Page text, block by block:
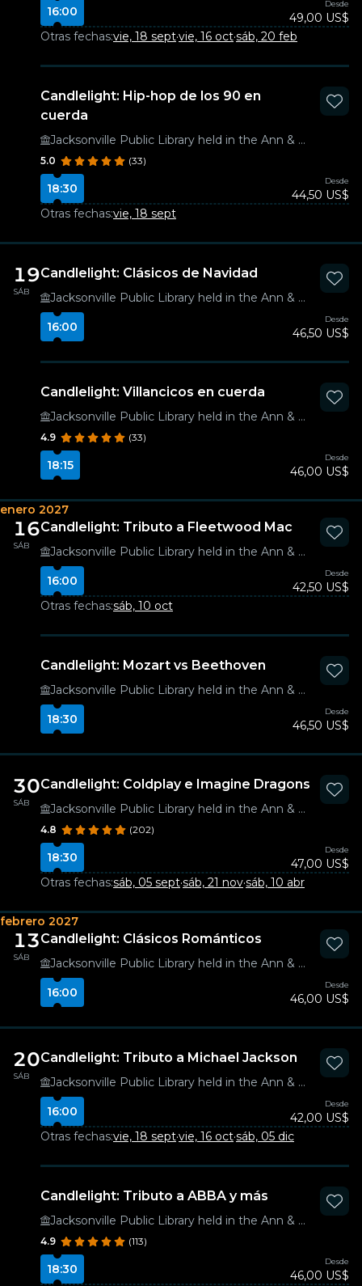
16:00
Desde
49,00 US$
Otras fechas:vie, 18 sept·vie, 16 oct·sáb, 20 feb
Candlelight: Hip-hop de los 90 en
cuerda
Jacksonville Public Library held in the Ann & David Hicks Auditorium
5.0 (33)
18:30
Desde
44,50 US$
Otras fechas:vie, 18 sept
19
SÁB
Candlelight: Clásicos de Navidad
Jacksonville Public Library held in the Ann & David Hicks Auditorium
16:00
Desde
46,50 US$
Candlelight: Villancicos en cuerda
Jacksonville Public Library held in the Ann & David Hicks Auditorium
4.9 (33)
18:15
Desde
46,00 US$
enero 2027
16
SÁB
Candlelight: Tributo a Fleetwood Mac
Jacksonville Public Library held in the Ann & David Hicks Auditorium
16:00
Desde
42,50 US$
Otras fechas:sáb, 10 oct
Candlelight: Mozart vs Beethoven
Jacksonville Public Library held in the Ann & David Hicks Auditorium
18:30
Desde
46,50 US$
30
SÁB
Candlelight: Coldplay e Imagine Dragons
Jacksonville Public Library held in the Ann & David Hicks Auditorium
4.8 (202)
18:30
Desde
47,00 US$
Otras fechas:sáb, 05 sept·sáb, 21 nov·sáb, 10 abr
febrero 2027
13
SÁB
Candlelight: Clásicos Románticos
Jacksonville Public Library held in the Ann & David Hicks Auditorium
16:00
Desde
46,00 US$
20
SÁB
Candlelight: Tributo a Michael Jackson
Jacksonville Public Library held in the Ann & David Hicks Auditorium
16:00
Desde
42,00 US$
Otras fechas:vie, 18 sept·vie, 16 oct·sáb, 05 dic
Candlelight: Tributo a ABBA y más
Jacksonville Public Library held in the Ann & David Hicks Auditorium
4.9 (113)
18:30
Desde
46,00 US$